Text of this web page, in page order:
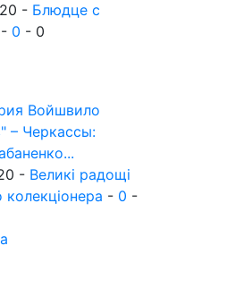
- Блюдце с
- 0 - 0
Войшвило
– Черкассы:
- Великі радощі
колекціонера - 0 -